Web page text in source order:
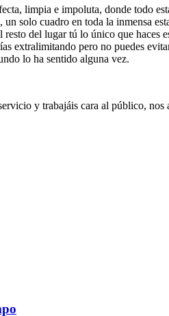
limpia e impoluta, donde todo
solo cuadro en toda la inmensa
del lugar tú lo único que
extralimitando pero no puedes
lo ha sentido alguna vez.
y trabajáis cara al público, nos